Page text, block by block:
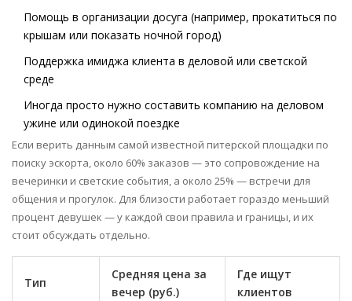
Помощь в организации досуга (например, прокатиться по
крышам или показать ночной город)
Поддержка имиджа клиента в деловой или светской
среде
Иногда просто нужно составить компанию на деловом
ужине или одинокой поездке
Если верить данным самой известной питерской площадки по
поиску эскорта, около 60% заказов — это сопровождение на
вечеринки и светские события, а около 25% — встречи для
общения и прогулок. Для близости работает гораздо меньший
процент девушек — у каждой свои правила и границы, и их
стоит обсуждать отдельно.
Тип
Средняя цена за
вечер (руб.)
Где ищут
клиентов